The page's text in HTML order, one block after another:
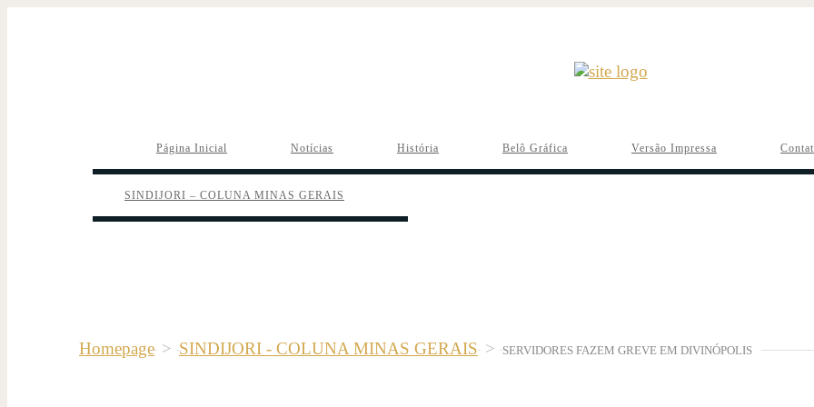
Página Inicial Notícias História Belô Gráfica Versão Impressa
SINDIJORI – COLUNA MINAS GERAIS
Homepage > SINDIJORI - COLUNA MINAS GERAIS > SERVIDORES FAZEM GREVE EM DIVINÓPOLIS